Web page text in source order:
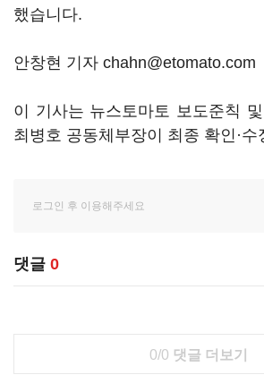
했습니다.
안창현 기자 chahn@etomato.com
이 기사는 뉴스토마토 보도준칙
최병호 공동체부장이 최종 확인·수
댓글 0
0/0 댓글 더보기